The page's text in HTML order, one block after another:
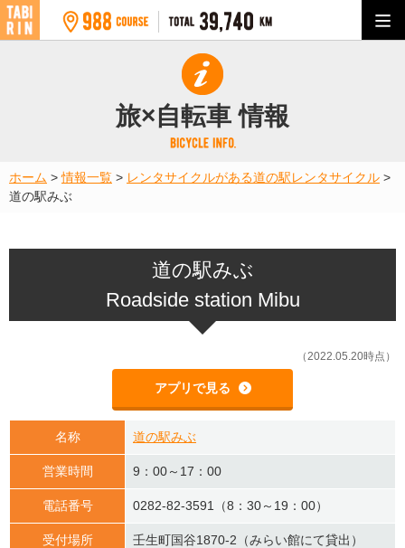
旅×自転車 情報
ホーム >情報一覧 > レンタサイクルがある道の駅レンタサイクル >
道の駅みぶ
道の駅みぶ
Roadside station Mibu
（2022.05.20時点）
アプリで見る
名称 道の駅みぶ
営業時間 9：00～17：00
電話番号 0282-82-3591（8：30～19：00）
受付場所 壬生町国谷1870-2（みらい館にて貸出）